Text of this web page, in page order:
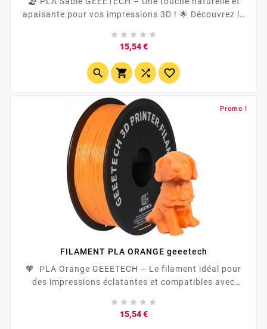
apaisante pour vos impressions 3D ! 🌟 Découvrez le
conçu pour des impressions 3D élégantes et
raffinées. Compatible avec toutes les imprimantes 3D
, y compris Bambulab , Anycubic ,...
    
15,54 €Prix
   
Promo !
FILAMENT PLA ORANGE geeetech
🧡 PLA Orange GEEETECH – Le filament idéal pour
des impressions éclatantes et compatibles avec
filament PLA orange GEEETECH , parfait pour vos
projets d’impression 3D. Offrant une adhérence
    
15,54 €Prix